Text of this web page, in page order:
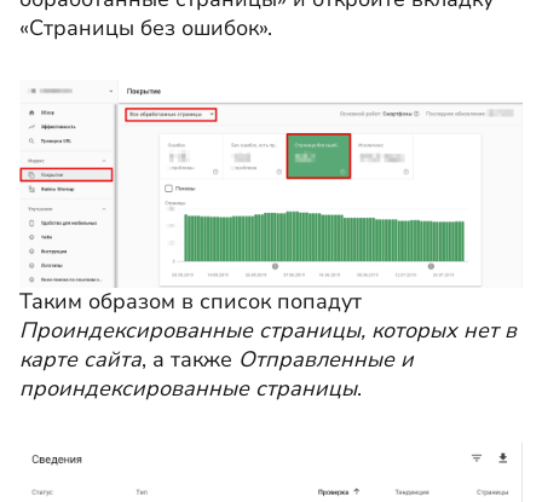
«Страницы без ошибок».
Таким образом в список попадут
Проиндексированные страницы, которых нет в
карте сайта, а также Отправленные и
проиндексированные страницы.